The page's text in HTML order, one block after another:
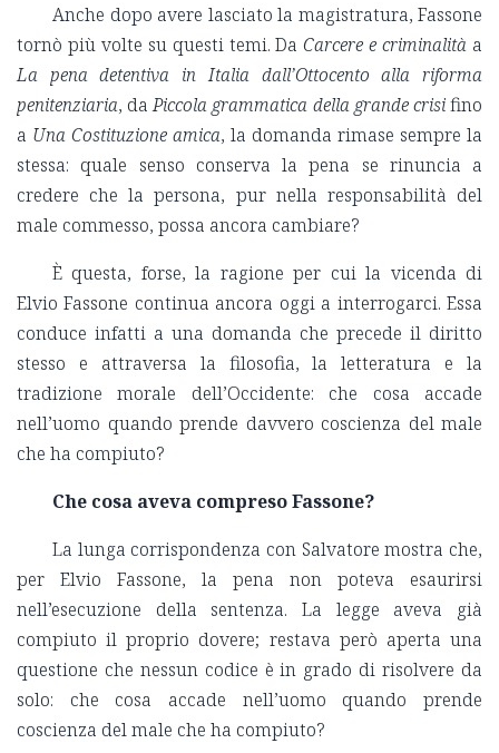
Anche dopo avere lasciato la magistratura, Fassone
tornò più volte su questi temi. DaCarcere e criminalità a
La pena detentiva in Italia dall’Ottocento alla riforma
penitenziaria, daPiccola grammatica della grande crisifino
a Una Costituzione amica, la domanda rimase sempre la
stessa: quale senso conserva la pena se rinuncia a
credere che la persona, pur nella responsabilità del
male commesso, possa ancora cambiare?
È questa, forse, la ragione per cui la vicenda di
Elvio Fassone continua ancora oggi a interrogarci. Essa
conduce infatti a una domanda che precede il diritto
stesso e attraversa la filosofia, la letteratura e la
tradizione morale dell’Occidente: che cosa accade
nell’uomo quando prende davvero coscienza del male
che ha compiuto?
Che cosa aveva compreso Fassone?
La lunga corrispondenza con Salvatore mostra che,
per Elvio Fassone, la pena non poteva esaurirsi
nell’esecuzione della sentenza. La legge aveva già
compiuto il proprio dovere; restava però aperta una
questione che nessun codice è in grado di risolvere da
solo: che cosa accade nell’uomo quando prende
coscienza del male che ha compiuto?